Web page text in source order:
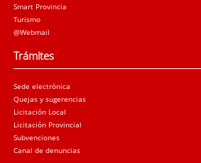
Smart Provincia
Turismo
@Webmail
Trámites
Sede electrónica
Quejas y sugerencias
Licitación Local
Licitación Provincial
Subvenciones
Canal de denuncias